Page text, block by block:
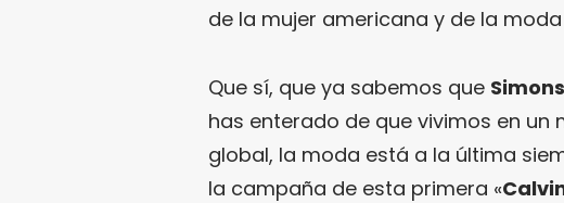
de la mujer americana y de la
Que sí, que ya sabemos que Simons
has enterado de que vivimos en un
global, la moda está a la última
la campaña de esta primera «